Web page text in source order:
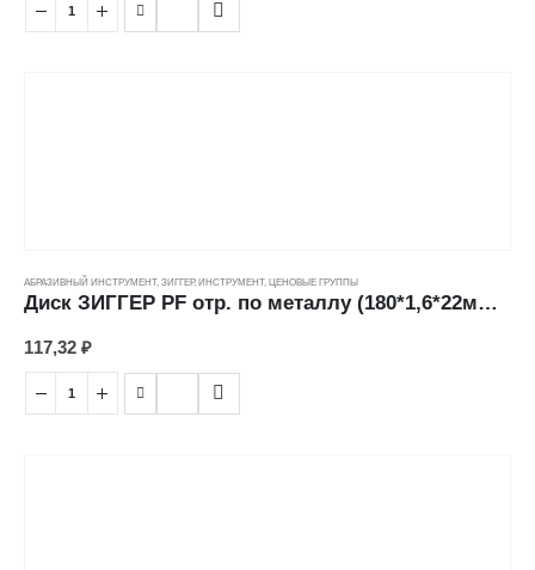
АБРАЗИВНЫЙ ИНСТРУМЕНТ, ЗИГГЕР, ИНСТРУМЕНТ, ЦЕНОВЫЕ ГРУППЫ
Диск ЗИГГЕР PF отр. по металлу (180*1,6*22мм) ---
117,32 ₽